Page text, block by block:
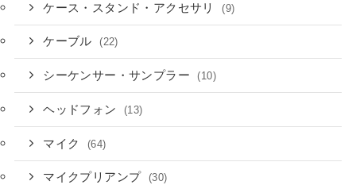
ケース・スタンド・アクセサリ (9)
ケーブル (22)
シーケンサー・サンプラー (10)
ヘッドフォン (13)
マイク (64)
マイクプリアンプ (30)